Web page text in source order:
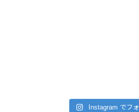
Instagram でフ